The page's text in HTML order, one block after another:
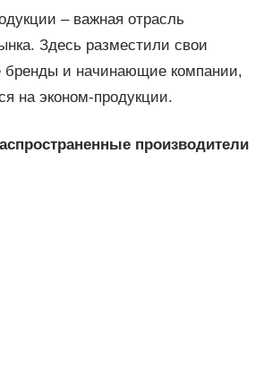
– важная отрасль
Здесь разместили свои
бренды и начинающие компании,
на эконом-продукции.
производители